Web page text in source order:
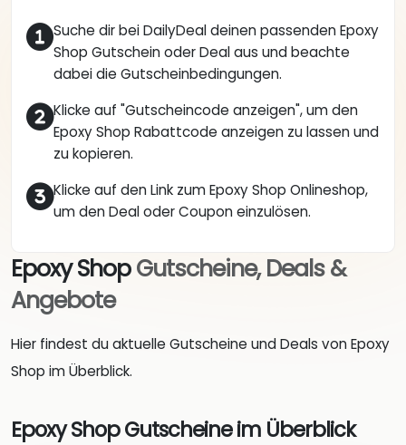
Suche dir bei DailyDeal deinen passenden Epoxy
Shop Gutschein oder Deal aus und beachte
dabei die Gutscheinbedingungen.
Klicke auf "Gutscheincode anzeigen", um den
Epoxy Shop Rabattcode anzeigen zu lassen und
zu kopieren.
Klicke auf den Link zum Epoxy Shop Onlineshop,
um den Deal oder Coupon einzulösen.
Epoxy ShopGutscheine, Deals &
Angebote
Hier findest du aktuelle Gutscheine und Deals von Epoxy
Shop im Überblick.
Epoxy Shop Gutscheine im Überblick